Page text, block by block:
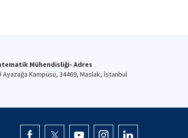
Mühendisliği- Adres
Ayazağa Kampüsü, 34469, Maslak, İstanbul